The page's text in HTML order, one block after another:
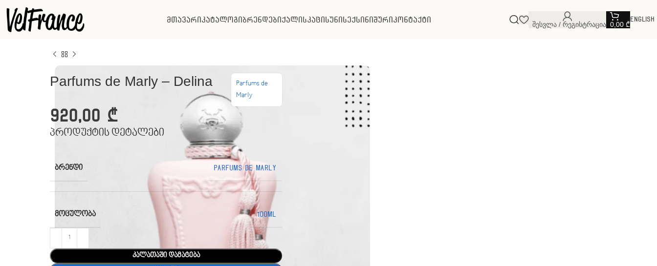
მთავარიკატალოგიბრენდებიქალისკაცისუნისექსინიშურიკონტაქტი
Შესვლა / Რეგისტრაცია 0,00 ₾
English
Parfums de Marly – Delina
Parfums de
Marly
920,00 ₾
პროდუქტის დეტალები
ᲑᲠᲔᲜᲓᲘ Parfums de Marly
ᲛᲝᲪᲣᲚᲝᲑᲐ 100ML
კალათაში დამატება